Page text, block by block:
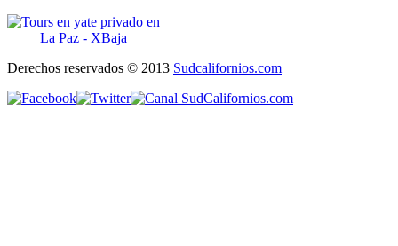
Derechos reservados © 2013 Sudcalifornios.com